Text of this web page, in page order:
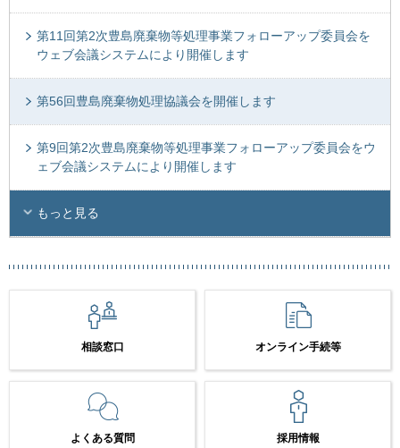
第11回第2次豊島廃棄物等処理事業フォローアップ委員会を
ウェブ会議システムにより開催します
第56回豊島廃棄物処理協議会を開催します
第9回第2次豊島廃棄物等処理事業フォローアップ委員会をウ
ェブ会議システムにより開催します
もっと見る
相談窓口 オンライン手続等
よくある質問 採用情報